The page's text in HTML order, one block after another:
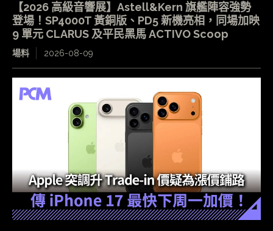
【2026 高級音響展】Astell&Kern 旗艦陣容強勢
登場！SP4000T 黃銅版、PD5 新機亮相，同場加映
9 單元 CLARUS 及平民黑馬 ACTIVO Scoop
場料 2026-08-09